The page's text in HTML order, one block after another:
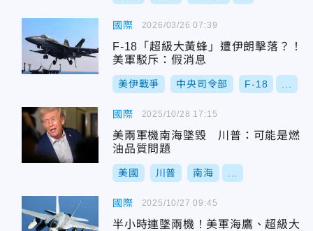
國際
F-18「超級大黃蜂」遭伊朗擊落？！
美軍駁斥：假消息
美伊戰爭 中央司令部 F-18
2026/03/26 07:39
國際
美兩軍機南海墜毀 川普：可能是燃
油品質問題
美國 川普 南海
2025/10/28 17:15
國際
半小時連墜兩機！美軍海鷹、超級大
2025/10/27 09:45